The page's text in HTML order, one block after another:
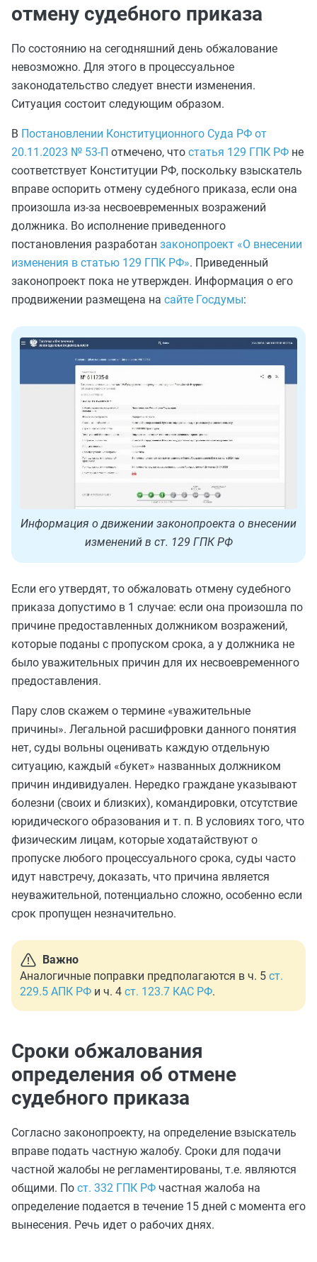
отмену судебного приказа
По состоянию на сегодняшний день обжалование
невозможно. Для этого в процессуальное
законодательство следует внести изменения.
Ситуация состоит следующим образом.
В Постановлении Конституционного Суда РФ от
20.11.2023 № 53-П отмечено, что статья 129 ГПК РФ не
соответствует Конституции РФ, поскольку взыскатель
вправе оспорить отмену судебного приказа, если она
произошла из-за несвоевременных возражений
должника. Во исполнение приведенного
постановления разработан законопроект «О внесении
изменения в статью 129 ГПК РФ». Приведенный
законопроект пока не утвержден. Информация о его
продвижении размещена на сайте Госдумы:
Информация о движении законопроекта о внесении
изменений в ст. 129 ГПК РФ
Если его утвердят, то обжаловать отмену судебного
приказа допустимо в 1 случае: если она произошла по
причине предоставленных должником возражений,
которые поданы с пропуском срока, а у должника не
было уважительных причин для их несвоевременного
предоставления.
Пару слов скажем о термине «уважительные
причины». Легальной расшифровки данного понятия
нет, суды вольны оценивать каждую отдельную
ситуацию, каждый «букет» названных должником
причин индивидуален. Нередко граждане указывают
болезни (своих и близких), командировки, отсутствие
юридического образования и т. п. В условиях того, что
физическим лицам, которые ходатайствуют о
пропуске любого процессуального срока, суды часто
идут навстречу, доказать, что причина является
неуважительной, потенциально сложно, особенно если
срок пропущен незначительно.
Важно
Аналогичные поправки предполагаются в ч. 5 ст.
229.5 АПК РФ и ч. 4 ст. 123.7 КАС РФ.
Сроки обжалования
определения об отмене
судебного приказа
Согласно законопроекту, на определение взыскатель
вправе подать частную жалобу. Сроки для подачи
частной жалобы не регламентированы, т.е. являются
общими. По ст. 332 ГПК РФ частная жалоба на
определение подается в течение 15 дней с момента его
вынесения. Речь идет о рабочих днях.